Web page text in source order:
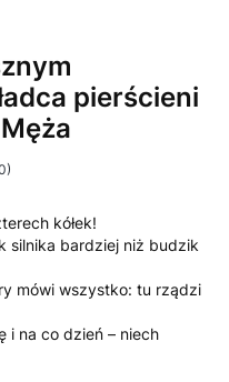
pierścieni
kółek!
silnika bardziej niż budzik
mówi wszystko: tu rządzi
i na co dzień – niech